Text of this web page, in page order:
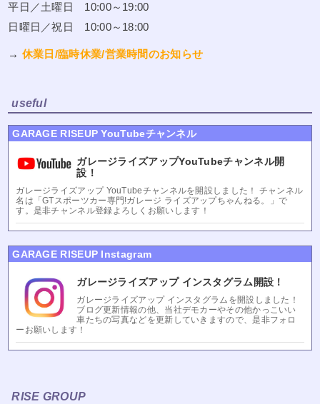
平日／土曜日 10:00～19:00
日曜日／祝日 10:00～18:00
→ 休業日/臨時休業/営業時間のお知らせ
useful
GARAGE RISEUP YouTubeチャンネル
ガレージライズアップYouTubeチャンネル開
設！
ガレージライズアップ YouTubeチャンネルを開設しました！ チャンネル
名は「GTスポーツカー専門!ガレージ ライズアップちゃんねる。」で
す。是非チャンネル登録よろしくお願いします！
GARAGE RISEUP Instagram
ガレージライズアップ インスタグラム開設！
ガレージライズアップ インスタグラムを開設しました！
ブログ更新情報の他、当社デモカーやその他かっこいい
車たちの写真などを更新していきますので、是非フォロ
ーお願いします！
RISE GROUP